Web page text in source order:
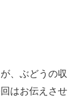
、ぶどうの収
はお伝えさせ